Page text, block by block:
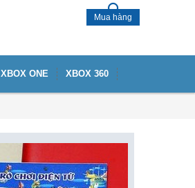
Mua hàng
XBOX ONE XBOX 360